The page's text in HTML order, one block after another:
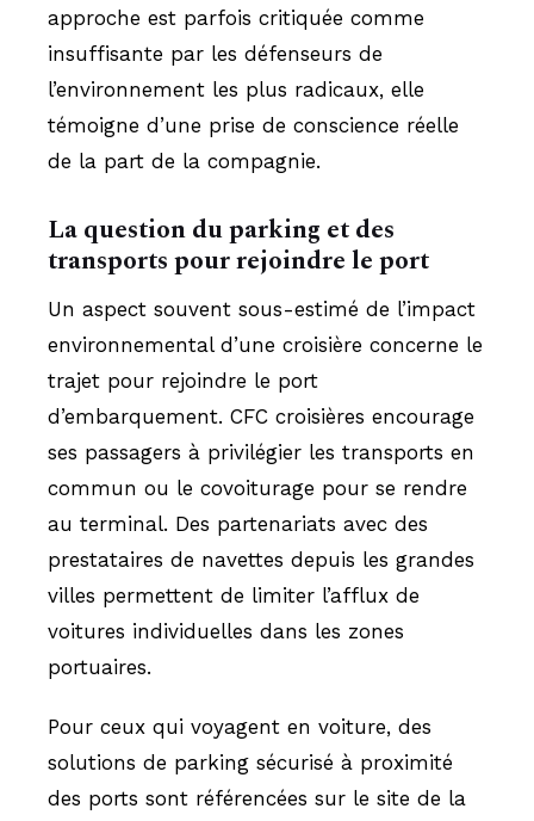
approche est parfois critiquée comme
insuffisante par les défenseurs de
l’environnement les plus radicaux, elle
témoigne d’une prise de conscience réelle
de la part de la compagnie.
La question du parking et des
transports pour rejoindre le port
Un aspect souvent sous-estimé de l’impact
environnemental d’une croisière concerne le
trajet pour rejoindre le port
d’embarquement. CFC croisières encourage
ses passagers à privilégier les transports en
commun ou le covoiturage pour se rendre
au terminal. Des partenariats avec des
prestataires de navettes depuis les grandes
villes permettent de limiter l’afflux de
voitures individuelles dans les zones
portuaires.
Pour ceux qui voyagent en voiture, des
solutions de parking sécurisé à proximité
des ports sont référencées sur le site de la